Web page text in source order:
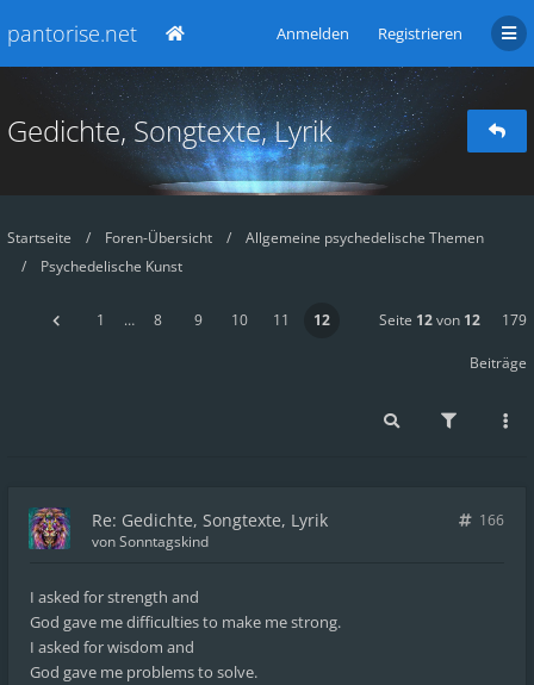
pantorise.net Anmelden Registrieren
Gedichte, Songtexte, Lyrik
Startseite Foren-Übersicht
Allgemeine psychedelische Themen
Psychedelische Kunst
1 … 8 9 10 11 12 Seite 12von 12 179
Beiträge
Re: Gedichte, Songtexte, Lyrik
166
vonSonntagskind
I asked for strength and
God gave me difficulties to make me strong.
I asked for wisdom and
God gave me problems to solve.